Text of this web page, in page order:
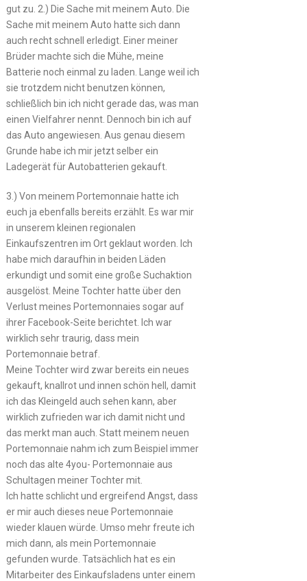
gut zu. 2.) Die Sache mit meinem Auto. Die
Sache mit meinem Auto hatte sich dann
auch recht schnell erledigt. Einer meiner
Brüder machte sich die Mühe, meine
Batterie noch einmal zu laden. Lange weil ich
sie trotzdem nicht benutzen können,
schließlich bin ich nicht gerade das, was man
einen Vielfahrer nennt. Dennoch bin ich auf
das Auto angewiesen. Aus genau diesem
Grunde habe ich mir jetzt selber ein
Ladegerät für Autobatterien gekauft.
3.) Von meinem Portemonnaie hatte ich
euch ja ebenfalls bereits erzählt. Es war mir
in unserem kleinen regionalen
Einkaufszentren im Ort geklaut worden. Ich
habe mich daraufhin in beiden Läden
erkundigt und somit eine große Suchaktion
ausgelöst. Meine Tochter hatte über den
Verlust meines Portemonnaies sogar auf
ihrer Facebook-Seite berichtet. Ich war
wirklich sehr traurig, dass mein
Portemonnaie betraf.
Meine Tochter wird zwar bereits ein neues
gekauft, knallrot und innen schön hell, damit
ich das Kleingeld auch sehen kann, aber
wirklich zufrieden war ich damit nicht und
das merkt man auch. Statt meinem neuen
Portemonnaie nahm ich zum Beispiel immer
noch das alte 4you- Portemonnaie aus
Schultagen meiner Tochter mit.
Ich hatte schlicht und ergreifend Angst, dass
er mir auch dieses neue Portemonnaie
wieder klauen würde. Umso mehr freute ich
mich dann, als mein Portemonnaie
gefunden wurde. Tatsächlich hat es ein
Mitarbeiter des Einkaufsladens unter einem